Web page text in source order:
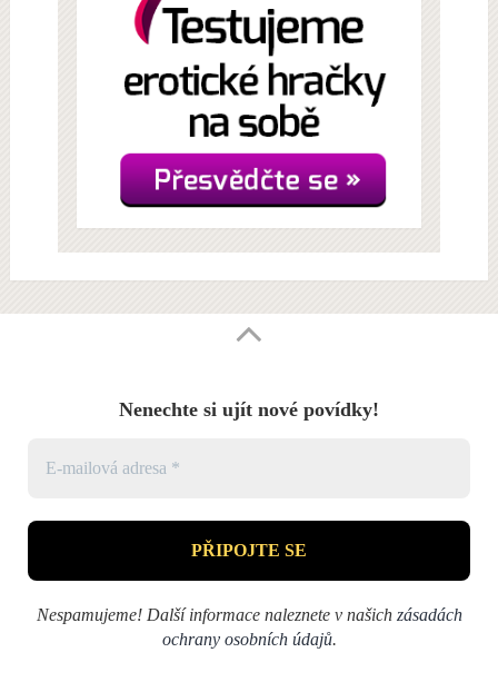
Nenechte si ujít nové povídky!
Nespamujeme! Další informace naleznete v našich zásadách
ochrany osobních údajů.